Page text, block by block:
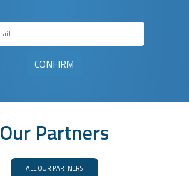
Our Partners
ALL OUR PARTNERS